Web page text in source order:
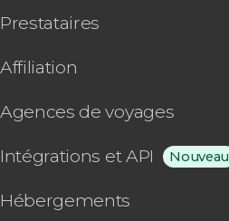
Prestataires
Affiliation
Agences de voyages
Intégrations et API Nouveau
Hébergements